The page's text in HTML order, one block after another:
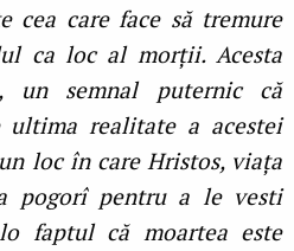
cea care face să tremure
ca loc al morții. Acesta
un semnal puternic că
ultima realitate a acestei
loc în care Hristos, viața
pogorî pentru a le vesti
faptul că moartea este